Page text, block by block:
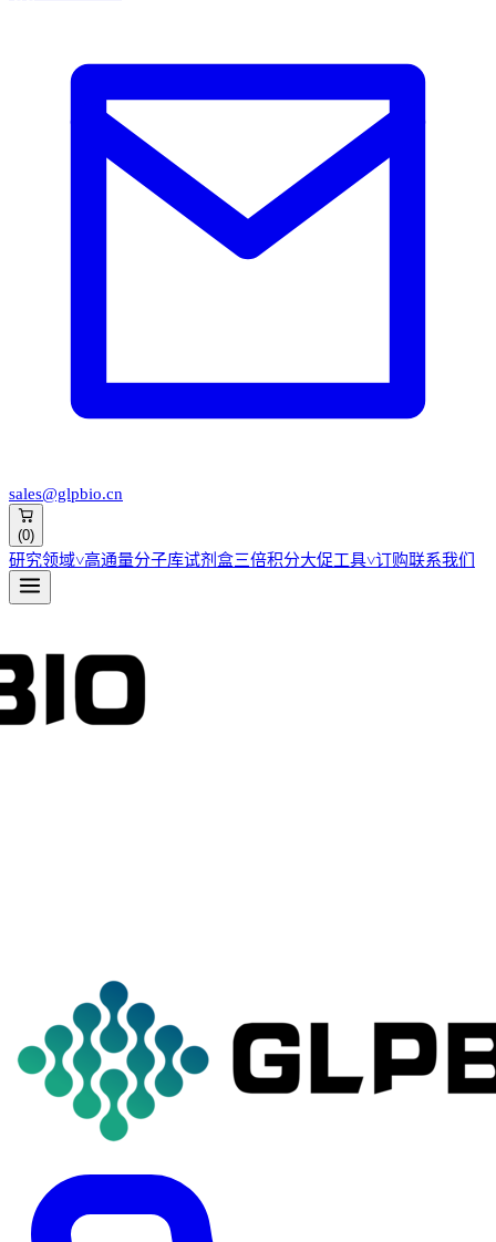
sales@glpbio.cn
(0)
研究领域˅高通量分子库试剂盒三倍积分大促工具˅订购联系我们